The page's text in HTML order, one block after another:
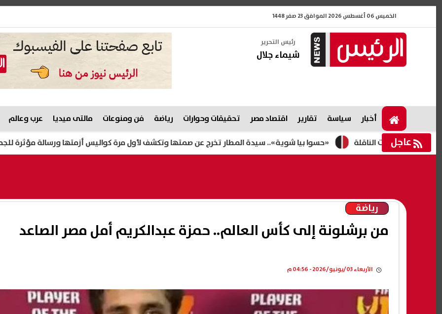
الخميس 06 أغسطس 2026 الموافق 23 صفر 1448
رئيس التحرير
شيماء جلال
أخبار سياسة تقارير اقتصاد مصر تحقيقات وحوارات رياضة فن ومنوعات مالتى ميديا عرب وعالم
عاجل «حسوا بيا شوية».. سيدة المطار تخرج عن صمتها وتكشف لأول مرة كواليس أزمتها ورسالة مؤثرة للجمهور
رياضة
من برشلونة إلى كأس العالم.. حمزة عبدالكريم أمل مصر الصاعد
الأربعاء 03/يونيو/2026 - 04:56 م